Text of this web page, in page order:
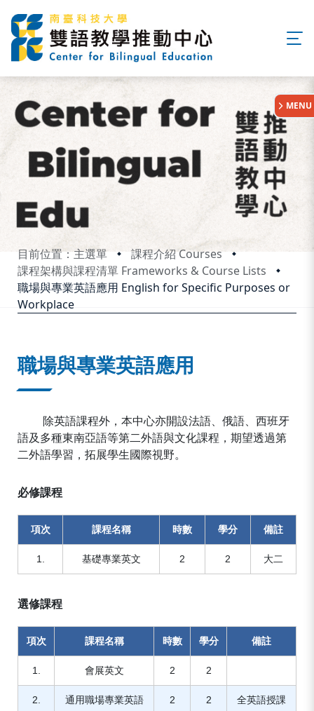
目前位置：主選單
課程介紹 Courses
課程架構與課程清單 Frameworks & Course Lists
職場與專業英語應用 English for Specific Purposes or
Workplace
:::
MENU
職場與專業英語應用
除英語課程外，本中心亦開設法語、俄語、西班牙
語及多種東南亞語等第二外語與文化課程，期望透過第
二外語學習，拓展學生國際視野。
必修課程
項次 課程名稱 時數 學分 備註
1. 基礎專業英文 2 2 大二
選修課程
項次 課程名稱 時數 學分 備註
1. 會展英文 2 2
2. 通用職場專業英語 2 2 全英語授課